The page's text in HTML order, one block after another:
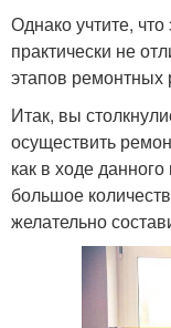
Однако учтите,
практически не
этапов ремонтных
Итак, вы
осуществить
как в ходе
большое
желательно